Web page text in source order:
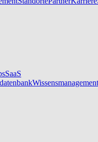
SaaS
Wissensmanagement